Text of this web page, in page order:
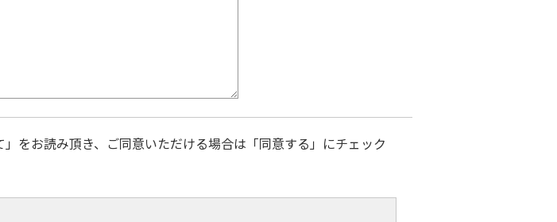
をお読み頂き、ご同意いただける場合は「同意する」にチェック